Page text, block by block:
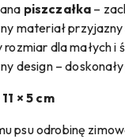
piszczałka –
materiał
dla małych i
design –
11 × 5 cm
psu odrobinę